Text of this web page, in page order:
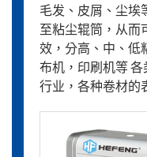
毛发、皮屑、尘埃
至粘尘辊筒，从而
效，分高、中、低
布机，印刷机等
行业，各种卷材的